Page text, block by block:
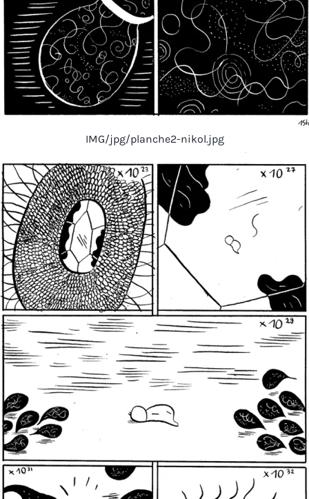
IMG/jpg/planche2-nikol.jpg